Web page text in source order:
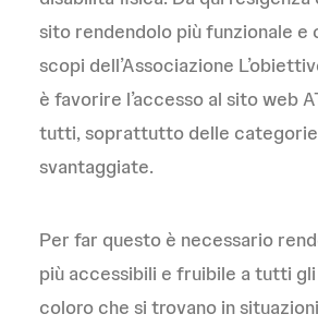
sito rendendolo più funzionale e
scopi dell’Associazione
è favorire l’accesso al sito web
tutti, soprattutto delle
svantaggiate.
Per far questo è necessario
più accessibili e fruibile a tutti
coloro che si trovano in